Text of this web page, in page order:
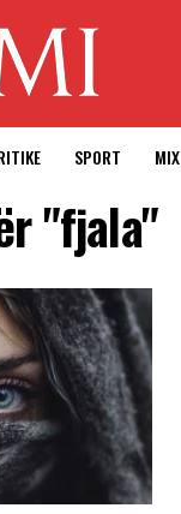
SPORT MIX
"fjala"